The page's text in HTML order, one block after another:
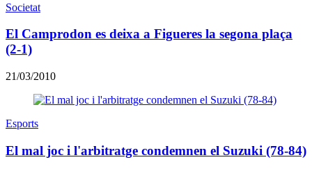
Societat
El Camprodon es deixa a Figueres la segona plaça
(2-1)
21/03/2010
Esports
El mal joc i l'arbitratge condemnen el Suzuki (78-84)